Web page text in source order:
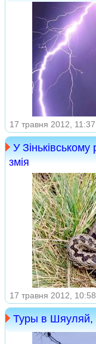
17 травня 2012,
У
змія
17 травня 2012,
Туры в Шяуляй,